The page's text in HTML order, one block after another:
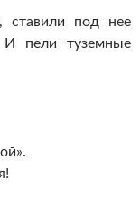
ставили под нее
И пели туземные